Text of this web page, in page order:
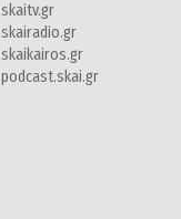
skaitv.gr
skairadio.gr
skaikairos.gr
podcast.skai.gr